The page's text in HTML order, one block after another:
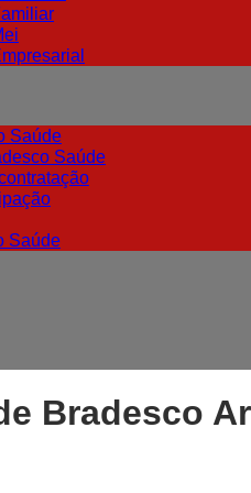
Saúde
Saúde
Saúde
Bradesco